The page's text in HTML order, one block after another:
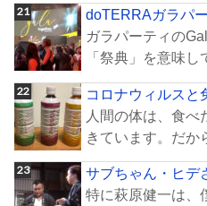
doTERRAガラパ
ガラパーティの
「祭典」を意味
コロナウィルスと
人間の体は、食
きています。だか
サブちゃん・ヒデ
特に萩原健一は、